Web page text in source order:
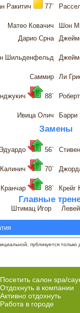
Ракитич 77`
Матео Ковачич
Шон
Дарио Срна
Шильденфельд
Саммир Ли
88`
Ивица Олич
Замены
Эдуардо 56`
70`
88` Крейг
Главные
Штимац Игор
публикуется только
Посетить салон spa/
Отдохнуть в компании
Активно отдохнуть
Работа в городе